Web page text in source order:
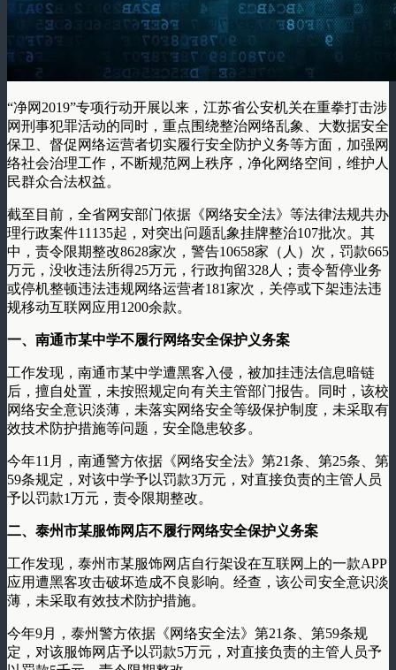
“净网2019”专项行动开展以来，江苏省公安机关在重拳打击涉
网刑事犯罪活动的同时，重点围绕整治网络乱象、大数据安全
保卫、督促网络运营者切实履行安全防护义务等方面，加强网
络社会治理工作，不断规范网上秩序，净化网络空间，维护人
民群众合法权益。
截至目前，全省网安部门依据《网络安全法》等法律法规共办
理行政案件11135起，对突出问题乱象挂牌整治107批次。其
中，责令限期整改8628家次，警告10658家（人）次，罚款665
万元，没收违法所得25万元，行政拘留328人；责令暂停业务
或停机整顿违法违规网络运营者181家次，关停或下架违法违
规移动互联网应用1200余款。
一、南通市某中学不履行网络安全保护义务案
工作发现，南通市某中学遭黑客入侵，被加挂违法信息暗链
后，擅自处置，未按照规定向有关主管部门报告。同时，该校
网络安全意识淡薄，未落实网络安全等级保护制度，未采取有
效技术防护措施等问题，安全隐患较多。
今年11月，南通警方依据《网络安全法》第21条、第25条、第
59条规定，对该中学予以罚款3万元，对直接负责的主管人员
予以罚款1万元，责令限期整改。
二、泰州市某服饰网店不履行网络安全保护义务案
工作发现，泰州市某服饰网店自行架设在互联网上的一款APP
应用遭黑客攻击破坏造成不良影响。经查，该公司安全意识淡
薄，未采取有效技术防护措施。
今年9月，泰州警方依据《网络安全法》第21条、第59条规
定，对该服饰网店予以罚款5万元，对直接负责的主管人员予